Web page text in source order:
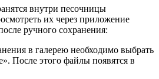
внутри песочницы
их через приложение
ручного сохранения:
в галерею необходимо выбрать
После этого файлы появятся в